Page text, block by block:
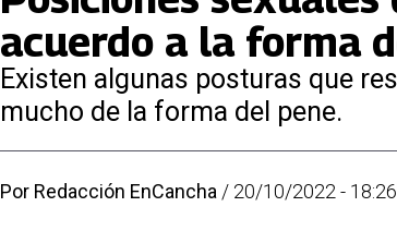
acuerdo a la forma
Existen algunas posturas que
mucho de la forma del pene.
Por Redacción EnCancha / 20/10/2022 -